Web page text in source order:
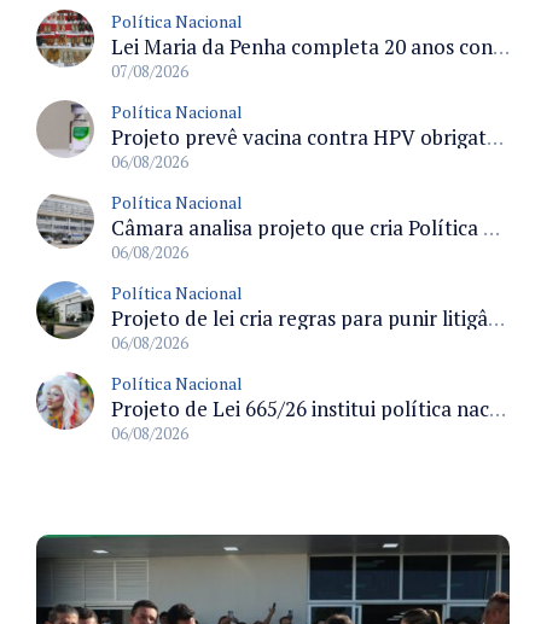
Política Nacional
Lei Maria da Penha completa 20 anos consolidada como norma de proteção e medidas protetivas no Brasil
07/08/2026
Política Nacional
Projeto prevê vacina contra HPV obrigatória e testes moleculares para rastreamento do câncer do colo do útero
06/08/2026
Política Nacional
Câmara analisa projeto que cria Política Nacional de Qualificação e Valorização da Preceptoria na Residência Médica
06/08/2026
Política Nacional
Projeto de lei cria regras para punir litigância abusiva reversa e integrar sistemas do Judiciário
06/08/2026
Política Nacional
Projeto de Lei 665/26 institui política nacional para prevenção ao transfeminicídio e prevê medidas de proteção e reparação
06/08/2026